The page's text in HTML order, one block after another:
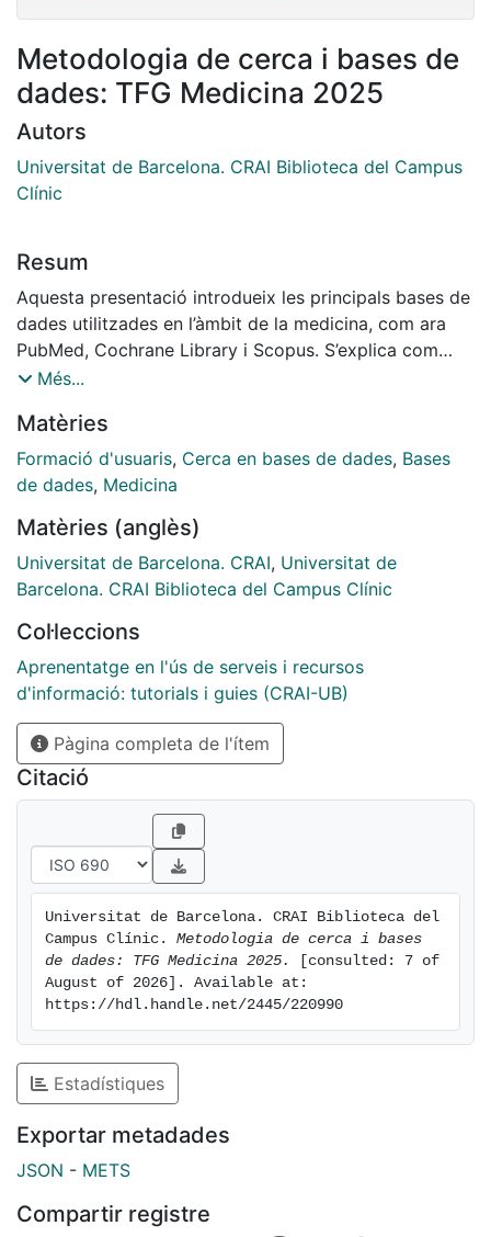
Metodologia de cerca i bases de
dades: TFG Medicina 2025
Autors
Universitat de Barcelona. CRAI Biblioteca del Campus
Clínic
Resum
Aquesta presentació introdueix les principals bases de
dades utilitzades en l’àmbit de la medicina, com ara
PubMed, Cochrane Library i Scopus. S’explica com
accedir-hi, cercar informació de manera eficient i
estudiants de TFG d’eines pràctiques per fonamentar
les seves investigacions amb evidència científica
rigorosa i actualitzada.
Més...
Matèries
Formació d'usuaris, Cerca en bases de dades, Bases
de dades, Medicina
Matèries (anglès)
Universitat de Barcelona. CRAI, Universitat de
Barcelona. CRAI Biblioteca del Campus Clínic
Col·leccions
Aprenentatge en l'ús de serveis i recursos
d'informació: tutorials i guies (CRAI-UB)
Pàgina completa de l'ítem
Citació
Universitat de Barcelona. CRAI Biblioteca del
Campus Clínic. Metodologia de cerca i bases
de dades: TFG Medicina 2025.
[consulted: 7 of
August of 2026]. Available at:
https://hdl.handle.net/2445/220990
Estadístiques
Exportar metadades
JSON - METS
Compartir registre